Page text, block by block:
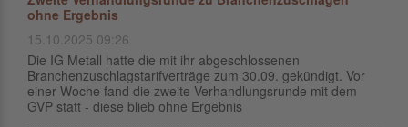
ohne Ergebnis
15.10.2025 09:26
Die IG Metall hatte die mit ihr abgeschlossenen
Branchenzuschlagstarifverträge zum 30.09. gekündigt. Vor
einer Woche fand die zweite Verhandlungsrunde mit dem
GVP statt - diese blieb ohne Ergebnis